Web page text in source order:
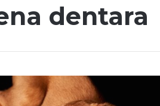
dentara